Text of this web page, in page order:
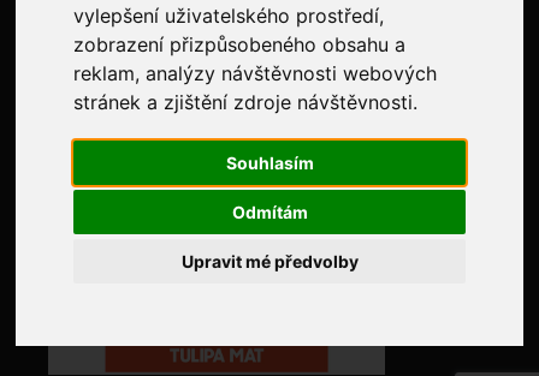
vylepšení uživatelského prostředí,
zobrazení přizpůsobeného obsahu a
reklam, analýzy návštěvnosti webových
stránek a zjištění zdroje návštěvnosti.
Souhlasím
Odmítám
Upravit mé předvolby